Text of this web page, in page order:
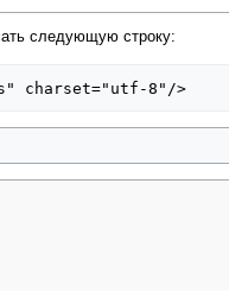
следующую строку: